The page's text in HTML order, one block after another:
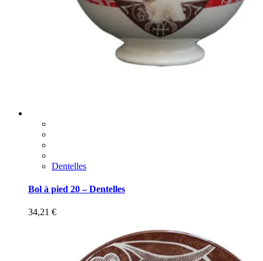
Dentelles
Bol à pied 20 – Dentelles
34,21 €